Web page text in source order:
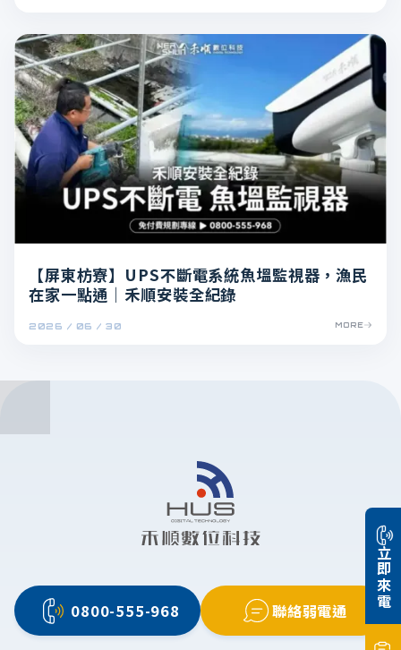
2026 / 06 / 30
【屏東枋寮】UPS不斷電系統魚塭監視器，漁民
在家一點通｜禾順安裝全紀錄
MORE
立即來電
0800-555-968 聯絡弱電通